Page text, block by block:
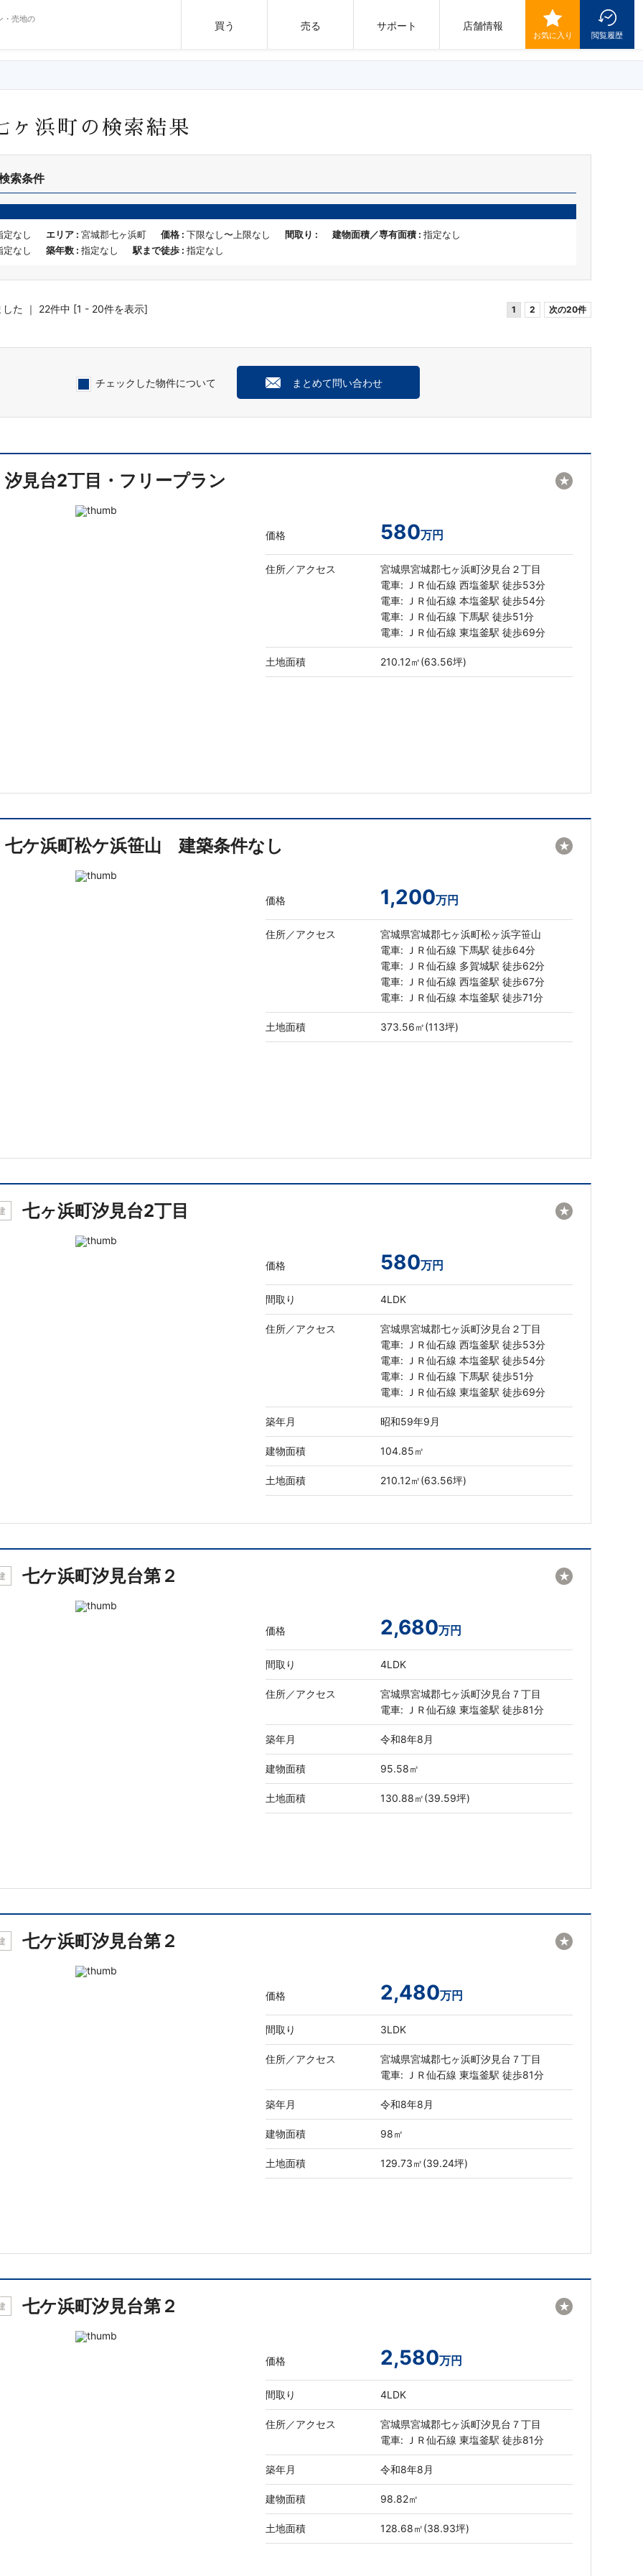
・売地の
買う 売る サポート 店舗情報
お気に入り 閲覧履歴
ヶ浜町の検索結果
索条件
定なし エリア : 宮城郡七ヶ浜町 価格 : 下限なし〜上限なし 間取り : 建物面積／専有面積 : 指定なし
定なし
築年数 : 指定なし 駅まで徒歩 : 指定なし
た ｜ 22件中 [1 - 20件を表示] 1 2 次の20件
チェックした物件について まとめて問い合わせ
汐見台2丁目・フリープラン
価格 580万円
住所／アクセス
宮城県宮城郡七ヶ浜町汐見台２丁目
電車: ＪＲ仙石線 西塩釜駅 徒歩53分
電車: ＪＲ仙石線 本塩釜駅 徒歩54分
電車: ＪＲ仙石線 下馬駅 徒歩51分
電車: ＪＲ仙石線 東塩釜駅 徒歩69分
土地面積 210.12㎡(63.56坪)
★
七ケ浜町松ケ浜笹山 建築条件なし
価格 1,200万円
住所／アクセス
宮城県宮城郡七ヶ浜町松ヶ浜字笹山
電車: ＪＲ仙石線 下馬駅 徒歩64分
電車: ＪＲ仙石線 多賀城駅 徒歩62分
電車: ＪＲ仙石線 西塩釜駅 徒歩67分
電車: ＪＲ仙石線 本塩釜駅 徒歩71分
土地面積 373.56㎡(113坪)
★
七ヶ浜町汐見台2丁目
価格 580万円
間取り 4LDK
住所／アクセス
宮城県宮城郡七ヶ浜町汐見台２丁目
電車: ＪＲ仙石線 西塩釜駅 徒歩53分
電車: ＪＲ仙石線 本塩釜駅 徒歩54分
電車: ＪＲ仙石線 下馬駅 徒歩51分
電車: ＪＲ仙石線 東塩釜駅 徒歩69分
築年月 昭和59年9月
建物面積 104.85㎡
土地面積 210.12㎡(63.56坪)
★
七ケ浜町汐見台第２
価格 2,680万円
間取り 4LDK
住所／アクセス
宮城県宮城郡七ヶ浜町汐見台７丁目
電車: ＪＲ仙石線 東塩釜駅 徒歩81分
築年月 令和8年8月
建物面積 95.58㎡
土地面積 130.88㎡(39.59坪)
★
七ケ浜町汐見台第２
価格 2,480万円
間取り 3LDK
住所／アクセス
宮城県宮城郡七ヶ浜町汐見台７丁目
電車: ＪＲ仙石線 東塩釜駅 徒歩81分
築年月 令和8年8月
建物面積 98㎡
土地面積 129.73㎡(39.24坪)
★
七ケ浜町汐見台第２
価格 2,580万円
間取り 4LDK
住所／アクセス
宮城県宮城郡七ヶ浜町汐見台７丁目
電車: ＪＲ仙石線 東塩釜駅 徒歩81分
築年月 令和8年8月
建物面積 98.82㎡
土地面積 128.68㎡(38.93坪)
★